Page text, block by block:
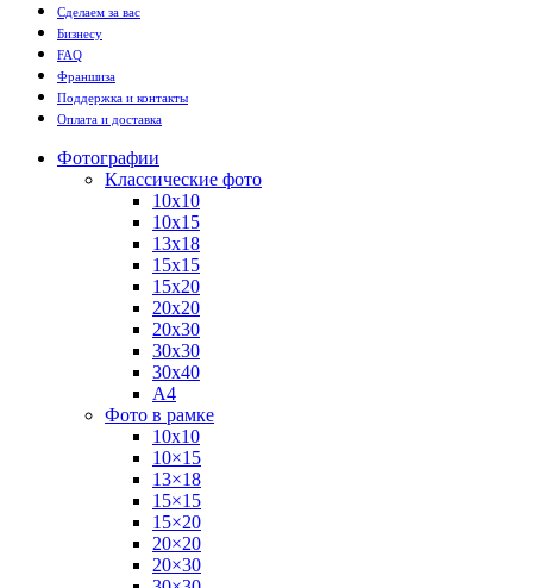
Сделаем за вас
Бизнесу
FAQ
Франшиза
Поддержка и контакты
Оплата и доставка
Фотографии
Классические фото
10х10
10х15
13х18
15х15
15х20
20х20
20х30
30х30
30х40
А4
Фото в рамке
10х10
10×15
13×18
15×15
15×20
20×20
20×30